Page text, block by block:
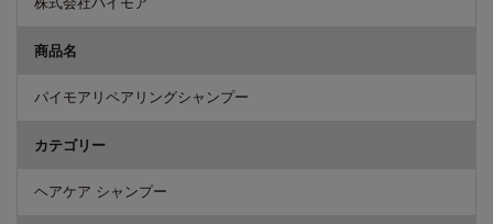
商品名
パイモアリペアリングシャンプー
カテゴリー
ヘアケア シャンプー